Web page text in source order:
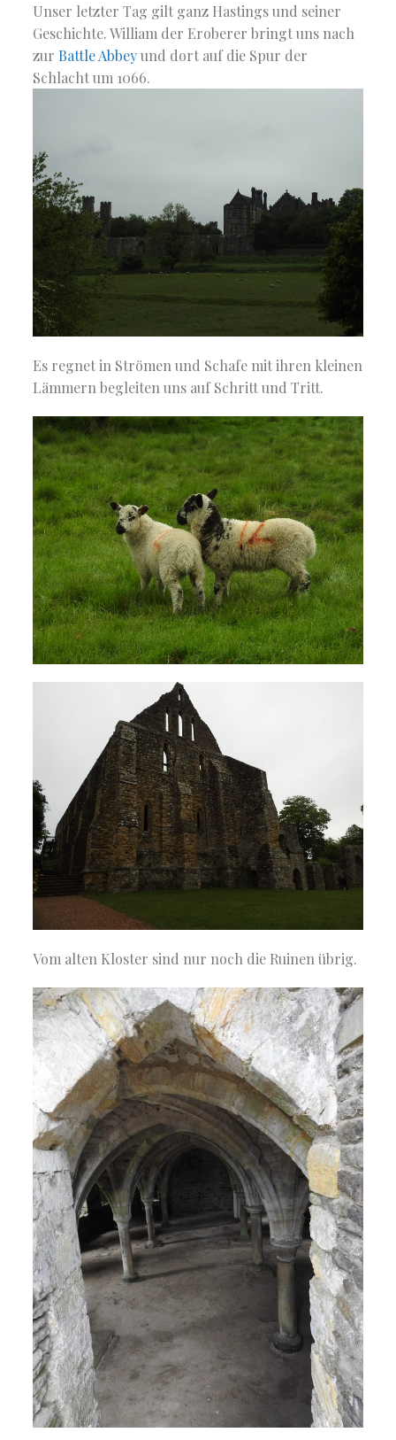
Unser letzter Tag gilt ganz Hastings und seiner
Geschichte. William der Eroberer bringt uns nach
zur Battle Abbeyund dort auf die Spur der
Schlacht um 1066.
Es regnet in Strömen und Schafe mit ihren kleinen
Lämmern begleiten uns auf Schritt und Tritt.
Vom alten Kloster sind nur noch die Ruinen übrig.